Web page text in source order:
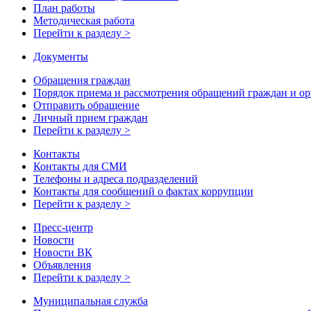
План работы
Методическая работа
Перейти к разделу >
Документы
Обращения граждан
Порядок приема и рассмотрения обращений граждан и
Отправить обращение
Личный прием граждан
Перейти к разделу >
Контакты
Контакты для СМИ
Телефоны и адреса подразделений
Контакты для сообщений о фактах коррупции
Перейти к разделу >
Пресс-центр
Новости
Новости ВК
Объявления
Перейти к разделу >
Муниципальная служба